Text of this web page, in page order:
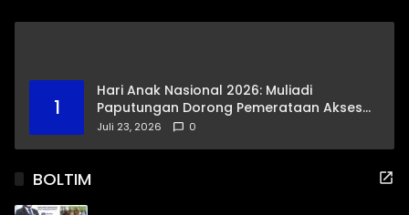
1
Hari Anak Nasional 2026: Muliadi
Paputungan Dorong Pemerataan Akses
Pendidikan dan Proteksi Digital Anak Sulut
Juli 23, 2026 0
BOLTIM